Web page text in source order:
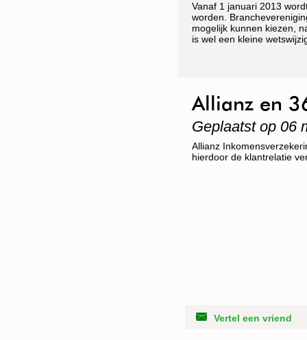
Vanaf 1 januari 2013
worden.
mogelijk kunnen kiezen,
is wel een kleine
Allianz en
Geplaatst op 06
Allianz
hierdoor de klantrelatie
Vertel een vriend